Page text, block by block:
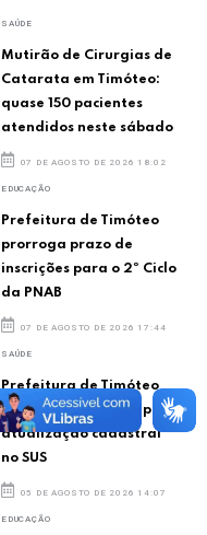
SAÚDE
Mutirão de Cirurgias de
Catarata em Timóteo:
quase 150 pacientes
atendidos neste sábado
07 DE AGOSTO DE 2026 18:02
EDUCAÇÃO
Prefeitura de Timóteo
prorroga prazo de
inscrições para o 2º Ciclo
da PNAB
07 DE AGOSTO DE 2026 17:44
SAÚDE
Prefeitura de Timóteo
convoca moradores para
atualização cadastral
no SUS
05 DE AGOSTO DE 2026 14:07
EDUCAÇÃO